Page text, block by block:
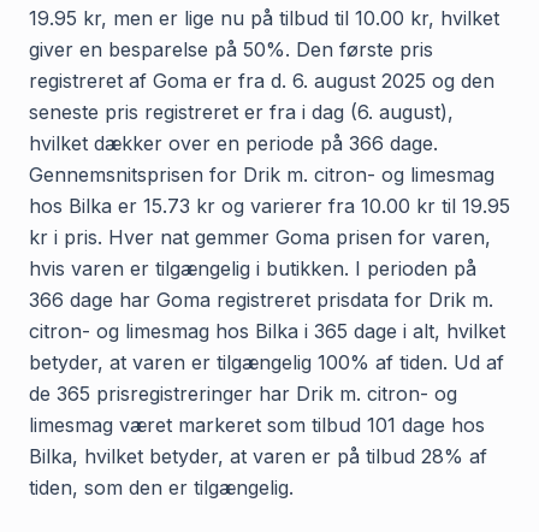
19.95 kr, men er lige nu på tilbud til 10.00 kr, hvilket
giver en besparelse på 50%. Den første pris
registreret af Goma er fra d. 6. august 2025 og den
seneste pris registreret er fra i dag (6. august),
hvilket dækker over en periode på 366 dage.
Gennemsnitsprisen for Drik m. citron- og limesmag
hos Bilka er 15.73 kr og varierer fra 10.00 kr til 19.95
kr i pris. Hver nat gemmer Goma prisen for varen,
hvis varen er tilgængelig i butikken. I perioden på
366 dage har Goma registreret prisdata for Drik m.
citron- og limesmag hos Bilka i 365 dage i alt, hvilket
betyder, at varen er tilgængelig 100% af tiden. Ud af
de 365 prisregistreringer har Drik m. citron- og
limesmag været markeret som tilbud 101 dage hos
Bilka, hvilket betyder, at varen er på tilbud 28% af
tiden, som den er tilgængelig.